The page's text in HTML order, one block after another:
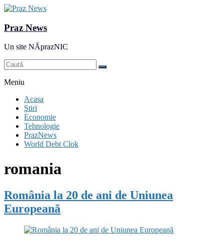
Praz News
Un site NĂprazNIC
Meniu
Acasa
Ştiri
Economie
Tehnologie
PrazNews
World Debt Clok
romania
România la 20 de ani de Uniunea
Europeană